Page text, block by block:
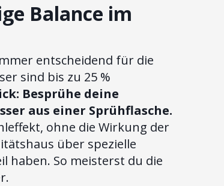
Balance im
entscheidend für die
sind bis zu 25 %
Besprühe deine
aus einer Sprühflasche.
ohne die Wirkung der
über spezielle
haben. So meisterst du die